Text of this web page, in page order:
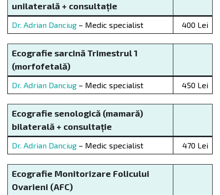
unilaterală + consultație
Dr. Adrian Danciug – Medic specialist 400 Lei
Ecografie sarcină Trimestrul 1
(morfofetală)
Dr. Adrian Danciug – Medic specialist 450 Lei
Ecografie senologică (mamară)
bilaterală + consultație
Dr. Adrian Danciug – Medic specialist 470 Lei
Ecografie Monitorizare Folicului
Ovarieni (AFC)